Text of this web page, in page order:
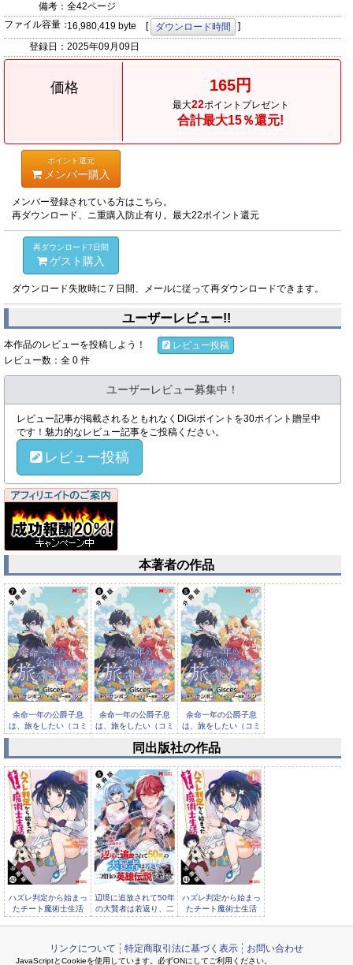
備考： 全42ページ
ファイル容量：16,980,419 byte [ ダウンロード時間
]
登録日： 2025年09月09日
価格 165円
最大22ポイントプレゼント
合計最大15％還元!
ポイント還元
メンバー購入
メンバー登録されている方はこちら。
再ダウンロード、ニ重購入防止有り。最大22ポイント還元
再ダウンロード7日間
ゲスト購入
ダウンロード失敗時に７日間、メールに従って再ダウンロードできます。
ユーザーレビュー!!
本作品のレビューを投稿しよう！
レビュー投稿
レビュー数：全 0 件
ユーザーレビュー募集中！
レビュー記事が掲載されるともれなくDiGiポイントを30ポイント贈呈中
です！魅力的なレビュー記事をご投稿ください。
レビュー投稿
本著者の作品
余命一年の公爵子息
は、旅をしたい（コミ
ック） 分...
余命一年の公爵子息
は、旅をしたい（コミ
ック） 分...
余命一年の公爵子息
は、旅をしたい（コミ
ック） 分...
余命一年の公爵子息
は、旅をしたい（コミ
同出版社の作品
ハズレ判定から始まっ
たチート魔術士生活
（コミック） 分冊版
辺境に追放されて50年
の大賢者は若返り、二
度目の英雄伝説が始
ハズレ判定から始まっ
たチート魔術士生活
（コミック） 分冊版
リンクについて 特定商取引法に基づく表示 お問い合わせ
JavaScriptとCookieを使用しています。必ずONにしてご利用ください。